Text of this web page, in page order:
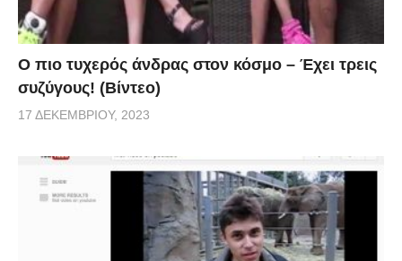
Ο πιο τυχερός άνδρας στον κόσμο – Έχει τρεις
συζύγους! (Βίντεο)
17 ΔΕΚΕΜΒΡΊΟΥ, 2023